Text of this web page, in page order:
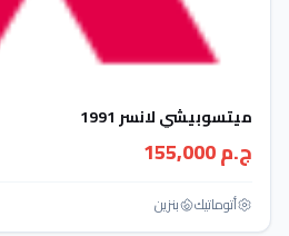
ميتسوبيشي لانسر 1991
ج.م 155,000
أتوماتيك‎ بنزين